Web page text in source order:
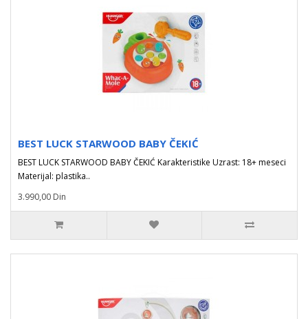
BEST LUCK STARWOOD BABY ČEKIĆ
BEST LUCK STARWOOD BABY ČEKIĆ Karakteristike Uzrast: 18+ meseci
Materijal: plastika..
3.990,00 Din